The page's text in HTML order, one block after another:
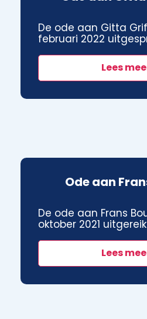
De ode aan Gitta
februari 2022
Lees
Ode aan
De ode aan Frans
oktober 2021
Lees